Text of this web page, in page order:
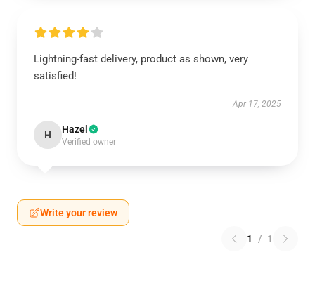
Lightning-fast delivery, product as shown, very
satisfied!
Apr 17, 2025
H Hazel
Verified owner
Write your review
1 / 1